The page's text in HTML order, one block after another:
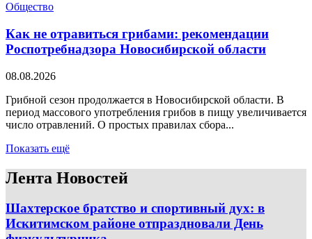
Общество
Как не отравиться грибами: рекомендации
Роспотребнадзора Новосибирской области
08.08.2026
Грибной сезон продолжается в Новосибирской области. В
период массового употребления грибов в пищу увеличивается
число отравлений. О простых правилах сбора...
Показать ещё
Лента Новостей
Шахтерское братство и спортивный дух: в
Искитимском районе отпраздновали День